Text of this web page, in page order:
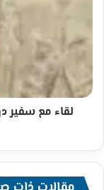
فلسطين
لدى
الدنمارك
البروفيسور
مانويل
حساسيان
لقاء مع سفير